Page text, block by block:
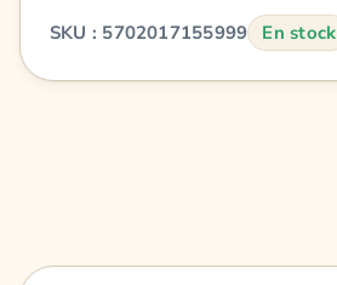
SKU : 5702017155999 En stock